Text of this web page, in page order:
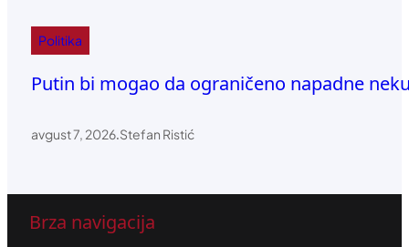
Politika
Putin bi mogao da ograničeno napadne
avgust 7, 2026.Stefan Ristić
Brza navigacija